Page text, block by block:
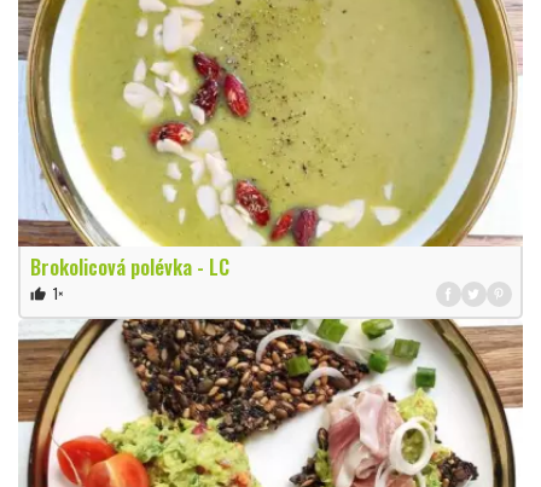
Brokolicová polévka - LC
thumb_up 1×